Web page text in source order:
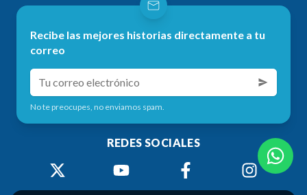
Recibe las mejores historias directamente a tu
correo
No te preocupes, no enviamos spam.
REDES SOCIALES